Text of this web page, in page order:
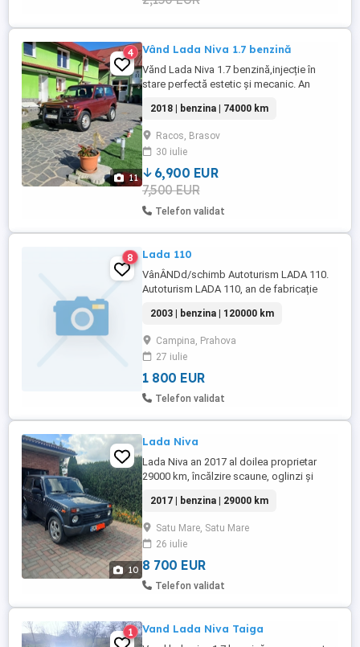
11
4 Vând Lada Niva 1.7 benzină
Vănd Lada Niva 1.7 benzină,injecție în
stare perfectă estetic și mecanic. An
rugină. Bara față metal,scut din tablă pe
dedesubt,lămpi LED,geamuri electrice,
oglinzi electrice, încălzire în
scaune,anvelope de teren+ un set de
anvelope de stradă noi cu jenți aluminiu, ...
2018 | benzina | 74000 km
Racos, Brasov
30 iulie
6,900 EUR
7,500 EUR
Telefon validat
8 Lada 110
VânÂNDd/schimb Autoturism LADA 110.
Autoturism LADA 110, an de fabricație
electrică. Detalii la telefon.
2003 | benzina | 120000 km
Campina, Prahova
27 iulie
1 800 EUR
Telefon validat
10
Lada Niva
Lada Niva an 2017 al doilea proprietar
29000 km, încălzire scaune, oglinzi și
telefon.
2017 | benzina | 29000 km
Satu Mare, Satu Mare
26 iulie
8 700 EUR
Telefon validat
1 Vand Lada Niva Taiga